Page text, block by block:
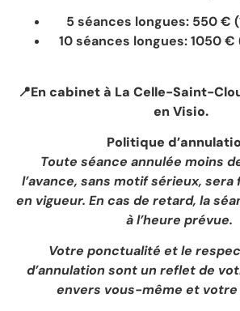
5 séances longues: 550 €
10 séances longues: 1050
📍​En cabinet à La Celle-Saint-
en Visio.
Politique
Toute séance annulée moins
l’avance, sans motif sérieux,
en vigueur. En cas de retard, la
à l’heure prévue.
Votre ponctualité et le
d’annulation sont un reflet de
envers vous-même et votre